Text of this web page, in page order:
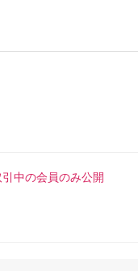
引中の会員のみ公開